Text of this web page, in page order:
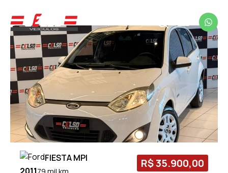
R$ 35.900,00
FIESTA MPI